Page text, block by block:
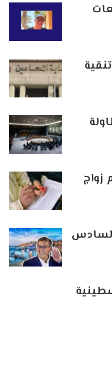
السادس